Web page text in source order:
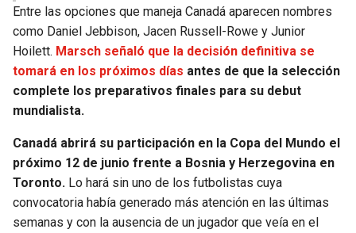
Entre las opciones que maneja Canadá aparecen nombres
como Daniel Jebbison, Jacen Russell-Rowe y Junior
Hoilett. Marsch señaló que la decisión definitiva se
tomará en los próximos días antes de que la selección
complete los preparativos finales para su debut
mundialista.
Canadá abrirá su participación en la Copa del Mundo el
próximo 12 de junio frente a Bosnia y Herzegovina en
Toronto. Lo hará sin uno de los futbolistas cuya
convocatoria había generado más atención en las últimas
semanas y con la ausencia de un jugador que veía en el